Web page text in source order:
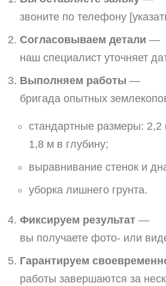
звоните по телефону
Согласовываем детали —
наш специалист уточняет
Выполняем работы —
бригада опытных
стандартные размеры: 2,2
1,8 м в глубину;
выравнивание стенок и
уборка лишнего грунта.
Фиксируем результат —
вы получаете фото‑ или
Гарантируем
работы завершаются за